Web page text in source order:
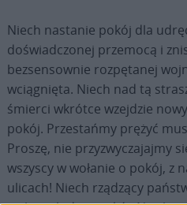
Niech nastanie pokój dla
doświadczonej przemocą i
bezsensownie rozpętanej
wciągnięta. Niech nad tą
śmierci wkrótce wzejdzie
pokój. Przestańmy prężyć
Proszę, nie przyzwyczajajmy
wszyscy w wołanie o pokój, z
ulicach! Niech rządzący